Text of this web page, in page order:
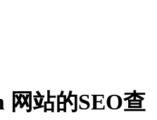
网站的SEO查